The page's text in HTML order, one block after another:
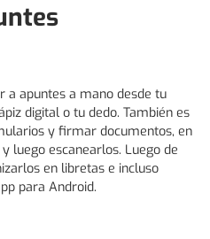
a apuntes a mano desde tu
digital o tu dedo. También es
y firmar documentos, en
luego escanearlos. Luego de
en libretas e incluso
para Android.